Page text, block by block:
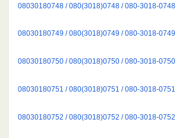
08030180748 / 080(3018)0748 / 080-3018-0748
08030180749 / 080(3018)0749 / 080-3018-0749
08030180750 / 080(3018)0750 / 080-3018-0750
08030180751 / 080(3018)0751 / 080-3018-0751
08030180752 / 080(3018)0752 / 080-3018-0752